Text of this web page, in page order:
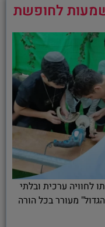
לחופשת
לחוויה ערכית ובלתי
מעורר בכל הורה